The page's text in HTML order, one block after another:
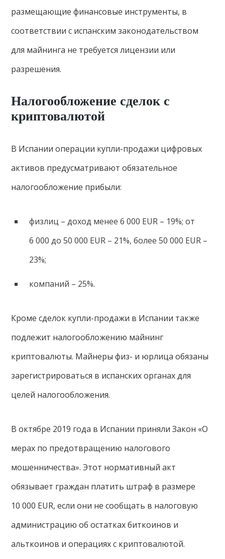
размещающие финансовые инструменты, в
соответствии с испанским законодательством
для майнинга не требуется лицензии или
разрешения.
Налогообложение сделок с
криптовалютой
В Испании операции купли-продажи цифровых
активов предусматривают обязательное
налогообложение прибыли:
физлиц – доход менее 6 000 EUR – 19%; от
6 000 до 50 000 EUR – 21%, более 50 000 EUR –
23%;
компаний – 25%.
Кроме сделок купли-продажи в Испании также
подлежит налогообложению майнинг
криптовалюты. Майнеры физ- и юрлица обязаны
зарегистрироваться в испанских органах для
целей налогообложения.
В октябре 2019 года в Испании приняли Закон «О
мерах по предотвращению налогового
мошенничества». Этот нормативный акт
обязывает граждан платить штраф в размере
10 000 EUR, если они не сообщать в налоговую
администрацию об остатках биткоинов и
альткоинов и операциях с криптовалютой.